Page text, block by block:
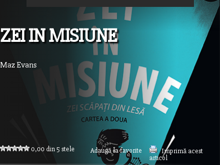
ZEI IN MISIUNE
Maz Evans
0,00 din 5 stele Adaugă la favorite
Imprimă acest
articol